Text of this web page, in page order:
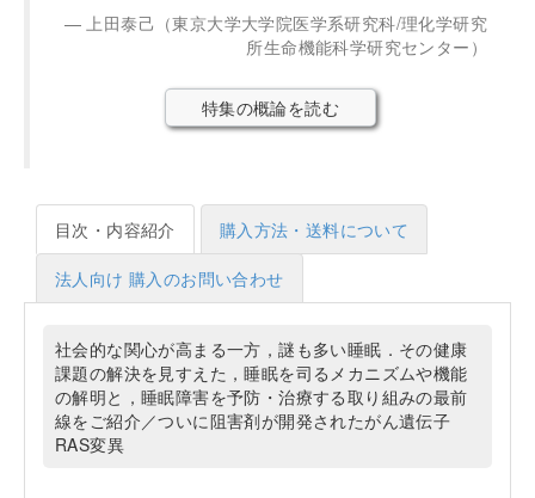
上田泰己（東京大学大学院医学系研究科/理化学研究
所生命機能科学研究センター）
特集の概論を読む
目次・内容紹介 購入方法・送料について
法人向け 購入のお問い合わせ
社会的な関心が高まる一方，謎も多い睡眠．その健康
課題の解決を見すえた，睡眠を司るメカニズムや機能
の解明と，睡眠障害を予防・治療する取り組みの最前
線をご紹介／ついに阻害剤が開発されたがん遺伝子
RAS変異